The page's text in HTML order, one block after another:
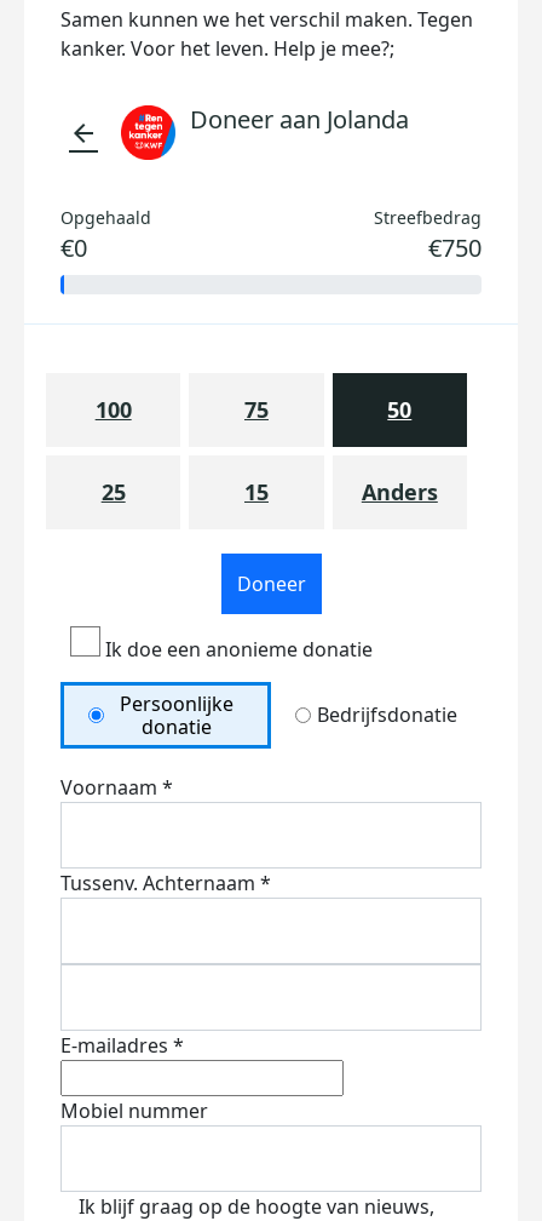
Samen kunnen we het verschil maken. Tegen
kanker. Voor het leven. Help je mee?;
arrow_back Doneer aan Jolanda
Opgehaald
€0
Streefbedrag
€750
100 75 50
25 15 Anders
Doneer
Ik doe een anonieme donatie
Persoonlijke
donatie
Bedrijfsdonatie
Voornaam *
Tussenv. Achternaam *
E-mailadres *
Mobiel nummer
Ik blijf graag op de hoogte van nieuws,